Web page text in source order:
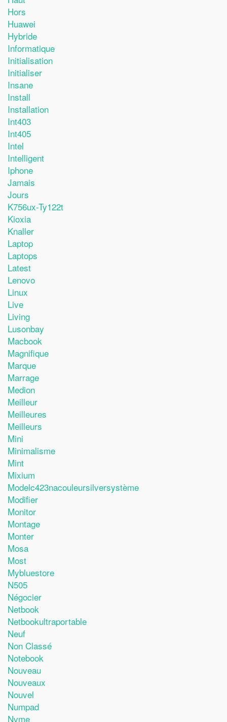
Hors
Huawei
Hybride
Informatique
Initialisation
Initialiser
Insane
Install
Installation
Int403
Int405
Intel
Intelligent
Iphone
Jamais
Jours
K756ux-Ty122t
Kioxia
Knaller
Laptop
Laptops
Latest
Lenovo
Linux
Live
Living
Lusonbay
Macbook
Magnifique
Marque
Marrage
Medion
Meilleur
Meilleures
Meilleurs
Mini
Minimalisme
Mint
Mixium
Modelc423nacouleursilversystème
Modifier
Monitor
Montage
Monter
Mosa
Most
Mybluestore
N505
Négocier
Netbook
Netbookultraportable
Neuf
Non Classé
Notebook
Nouveau
Nouveaux
Nouvel
Numpad
Nvme